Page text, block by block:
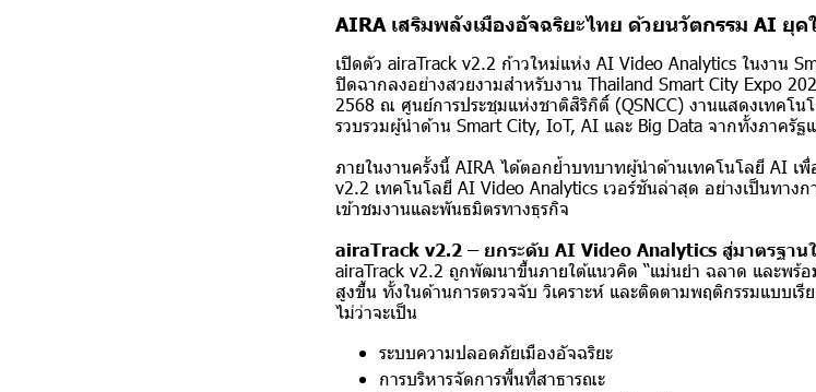
AIRA เสริมพลังเมืองอัจฉริยะไทย ด้วยนวัตกรรม AI ยุค
เปิดตัว airaTrack v2.2 ก้าวใหม่แห่ง AI Video Analytics ในงาน
ปิดฉากลงอย่างสวยงามสำหรับงาน Thailand Smart City Expo
2568 ณ ศูนย์การประชุมแห่งชาติสิริกิติ์ (QSNCC) งานแสดงเทคโน
รวบรวมผู้นำด้าน Smart City, IoT, AI และ Big Data จากทั้งภาครัฐ
ภายในงานครั้งนี้ AIRA ได้ตอกย้ำบทบาทผู้นำด้านเทคโนโลยี AI เพื่
v2.2 เทคโนโลยี AI Video Analytics เวอร์ชันล่าสุด อย่างเป็นทาง
เข้าชมงานและพันธมิตรทางธุรกิจ
airaTrack v2.2 – ยกระดับ AI Video Analytics สู่มาตรฐาน
airaTrack v2.2 ถูกพัฒนาขึ้นภายใต้แนวคิด “แม่นยำ ฉลาด และพร้
สูงขึ้น ทั้งในด้านการตรวจจับ วิเคราะห์ และติดตามพฤติกรรมแบบเ
ไม่ว่าจะเป็น
ระบบความปลอดภัยเมืองอัจฉริยะ
การบริหารจัดการพื้นที่สาธารณะ